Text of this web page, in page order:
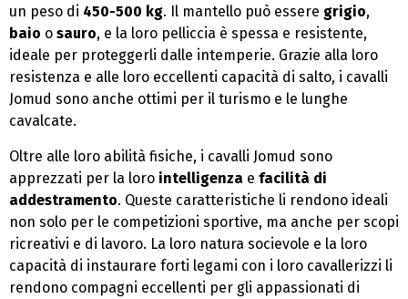
un peso di 450-500 kg. Il mantello può essere grigio,
baio o sauro, e la loro pelliccia è spessa e resistente,
ideale per proteggerli dalle intemperie. Grazie alla loro
resistenza e alle loro eccellenti capacità di salto, i cavalli
Jomud sono anche ottimi per il turismo e le lunghe
cavalcate.
Oltre alle loro abilità fisiche, i cavalli Jomud sono
apprezzati per la loro intelligenza e facilità di
addestramento. Queste caratteristiche li rendono ideali
non solo per le competizioni sportive, ma anche per scopi
ricreativi e di lavoro. La loro natura socievole e la loro
capacità di instaurare forti legami con i loro cavallerizzi li
rendono compagni eccellenti per gli appassionati di